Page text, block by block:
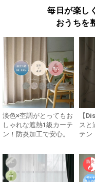
毎日が楽し
おうちを
淡色×杢調がとってもお
しゃれな遮熱1級カーテ
ン！防炎加工で安心。
【
スと
テン